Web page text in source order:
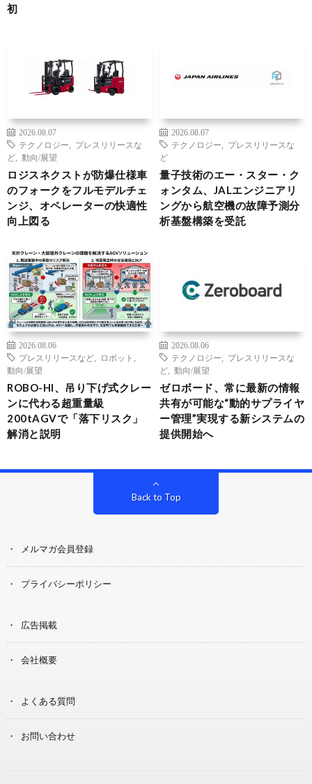
初
2026.08.07
テクノロジー
プレスリリースな
ど
動向/展望
ロジスネクストが防爆仕様車
のフォークをフルモデルチェ
ンジ、オペレーターの快適性
向上図る
2026.08.07
テクノロジー
プレスリリースな
ど
量子技術のエー・スター・ク
ォンタム、JALエンジニアリ
ングから航空機の故障予測分
析基盤構築を受託
2026.08.06
プレスリリースなど
ロボット
動向/展望
ROBO-HI、吊り下げ式クレー
ンに代わる超重量級
200tAGVで「落下リスク」
解消と説明
2026.08.06
テクノロジー
プレスリリースな
ど
動向/展望
ゼロボード、常に最新の情報
共有が可能な“動的サプライヤ
ー管理”実現する新システムの
提供開始へ
Back to Top
メルマガ会員登録
プライバシーポリシー
広告掲載
会社概要
よくある質問
お問い合わせ